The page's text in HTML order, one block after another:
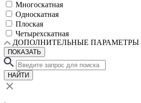
Многоскатная
Односкатная
Плоская
Четырехскатная
ДОПОЛНИТЕЛЬНЫЕ ПАРАМЕТРЫ
ПОКАЗАТЬ
НАЙТИ